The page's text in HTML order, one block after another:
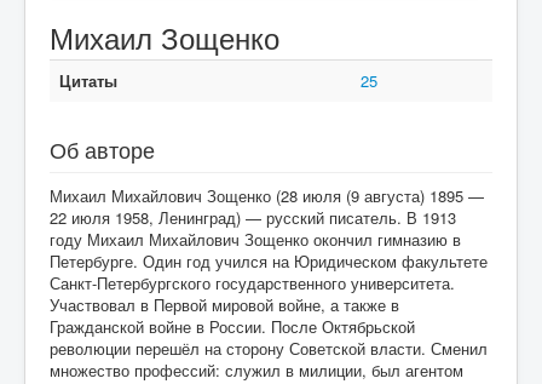
Михаил Зощенко
Цитаты 25
Об авторе
Михаил Михайлович Зощенко (28 июля (9 августа) 1895 —
22 июля 1958, Ленинград) — русский писатель. В 1913
году Михаил Михайлович Зощенко окончил гимназию в
Петербурге. Один год учился на Юридическом факультете
Санкт-Петербургского государственного университета.
Участвовал в Первой мировой войне, а также в
Гражданской войне в России. После Октябрьской
революции перешёл на сторону Советской власти. Сменил
множество профессий: служил в милиции, был агентом